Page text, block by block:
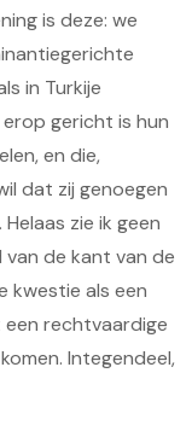
is deze: we
in Turkije
gericht is hun
en die,
dat zij genoegen
zie ik geen
de kant van de
kwestie als een
rechtvaardige
Integendeel,